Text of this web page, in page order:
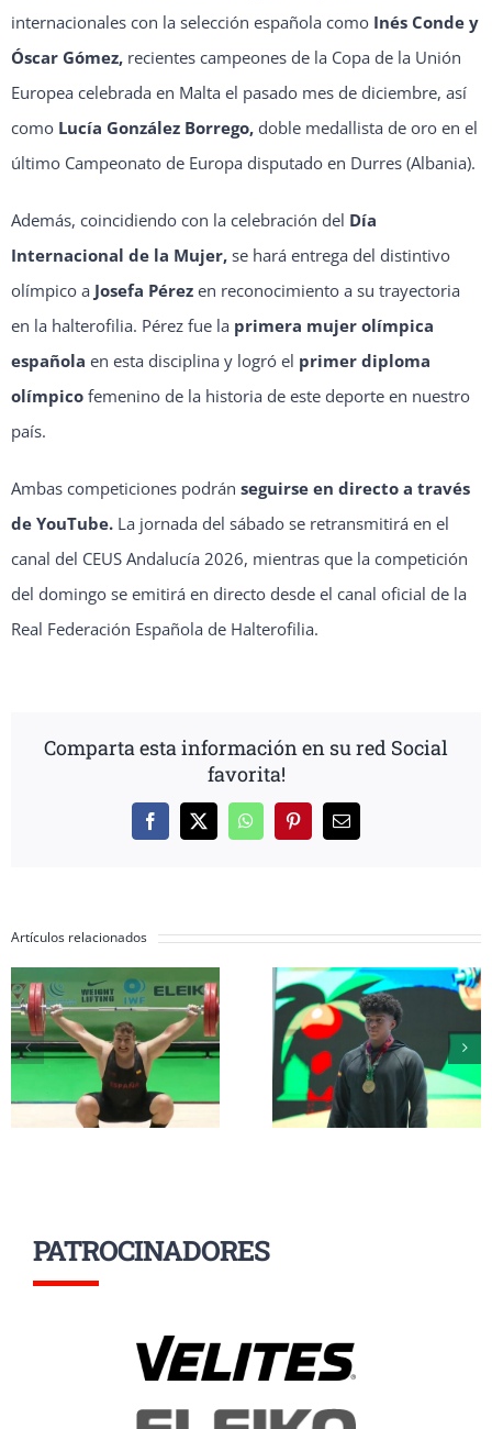
internacionales con la selección española como Inés Conde y
Óscar Gómez, recientes campeones de la Copa de la Unión
Europea celebrada en Malta el pasado mes de diciembre, así
como Lucía González Borrego, doble medallista de oro en el
último Campeonato de Europa disputado en Durres (Albania).
Además, coincidiendo con la celebración del Día
Internacional de la Mujer, se hará entrega del distintivo
olímpico a Josefa Pérez en reconocimiento a su trayectoria
en la halterofilia. Pérez fue la primera mujer olímpica
española en esta disciplina y logró el primer diploma
olímpico femenino de la historia de este deporte en nuestro
país.
Ambas competiciones podrán seguirse en directo a través
de YouTube. La jornada del sábado se retransmitirá en el
canal del CEUS Andalucía 2026, mientras que la competición
del domingo se emitirá en directo desde el canal oficial de la
Real Federación Española de Halterofilia.
Comparta esta información en su red Social
favorita!
Facebook
X WhatsAppPinterestCorreo
Artículos relacionados
Erik Guadamud
conquista el oro
mundial en
arrancada y dos
platas en
Colombia
Inés Conde y
Mendizábal
completan su
participación
el Mundial
17 a la espera
grupo A
PATROCINADORES